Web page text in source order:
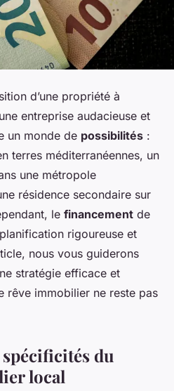
d’une propriété à
entreprise audacieuse et
un monde de possibilités :
terres méditerranéennes, un
une métropole
résidence secondaire sur
le financement de
rigoureuse et
nous vous guiderons
stratégie efficace et
rêve immobilier ne reste pas
du
local